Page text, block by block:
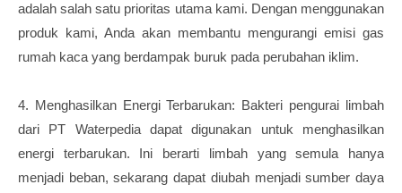
adalah salah satu prioritas utama kami. Dengan menggunakan
produk kami, Anda akan membantu mengurangi emisi gas
rumah kaca yang berdampak buruk pada perubahan iklim.
4. Menghasilkan Energi Terbarukan: Bakteri pengurai limbah
dari PT Waterpedia dapat digunakan untuk menghasilkan
energi terbarukan. Ini berarti limbah yang semula hanya
menjadi beban, sekarang dapat diubah menjadi sumber daya